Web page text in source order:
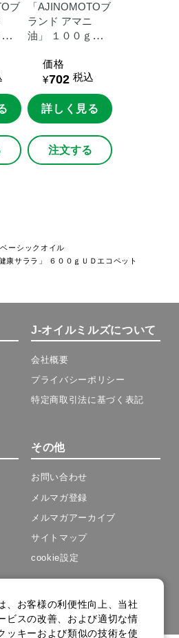
ブ
鮮
「AJINOMOTOブ
ランド アマニ
油」
１００ｇ鮮
価格
¥702 税込
詳しく見る
注文する
ベーシックオイル
康サララ」 ６００ｇＵＤエコペット
J-オイルミルズについて
会社概要
プライバシーポリシー
特定商取引法に基づく表記
その他
お問い合わせ
メルマガ登録
メルマガアーカイブ
サイトマップ
cookie設定
、お客様の利便性向上、当社
ビスの改善、および適切な情
ッキーおよび類似の技術を使